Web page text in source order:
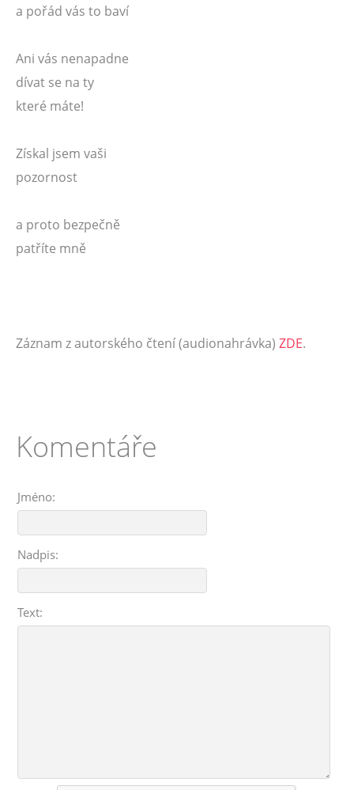
a pořád vás to baví
Ani vás nenapadne
dívat se na ty
které máte!
Získal jsem vaši
pozornost
a proto bezpečně
patříte mně
Záznam z autorského čtení (audionahrávka) ZDE.
Komentáře
Jméno:
Nadpis:
Text: